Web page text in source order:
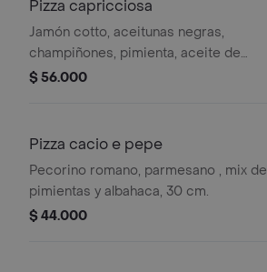
Pizza capricciosa
Jamón cotto, aceitunas negras,
champiñones, pimienta, aceite de
oliva, fior di latte y grana padano, 30
$ 56.000
Pizza cacio e pepe
Pecorino romano, parmesano , mix de
pimientas y albahaca, 30 cm.
$ 44.000